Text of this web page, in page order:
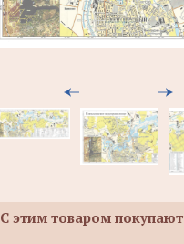
С этим товаром покупают